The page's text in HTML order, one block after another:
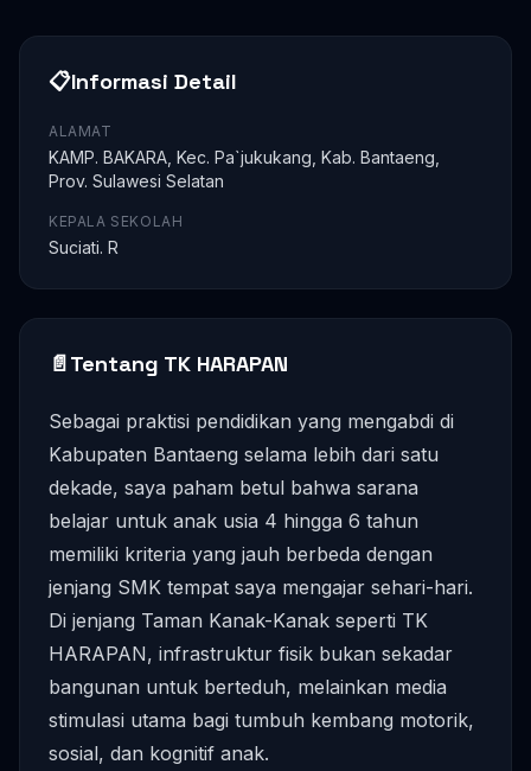
📋Informasi Detail
ALAMAT
KAMP. BAKARA, Kec. Pa`jukukang, Kab. Bantaeng,
Prov. Sulawesi Selatan
KEPALA SEKOLAH
Suciati. R
📄Tentang TK HARAPAN
Sebagai praktisi pendidikan yang mengabdi di
Kabupaten Bantaeng selama lebih dari satu
dekade, saya paham betul bahwa sarana
belajar untuk anak usia 4 hingga 6 tahun
memiliki kriteria yang jauh berbeda dengan
jenjang SMK tempat saya mengajar sehari-hari.
Di jenjang Taman Kanak-Kanak seperti TK
HARAPAN, infrastruktur fisik bukan sekadar
bangunan untuk berteduh, melainkan media
stimulasi utama bagi tumbuh kembang motorik,
sosial, dan kognitif anak.